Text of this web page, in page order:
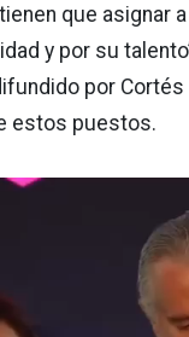
que asignar
y por su
por
estos puestos.